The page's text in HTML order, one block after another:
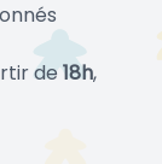
de18h,